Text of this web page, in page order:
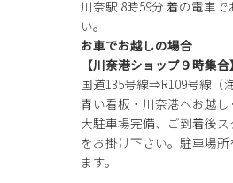
川奈駅 8時59分 着の電車
い。
お車でお越しの場合
【川奈港ショップ９時集合】
国道135号線⇒R109号線（
青い看板・川奈港へお越し
大駐車場完備、ご到着後
をお掛け下さい。駐車場
ます。